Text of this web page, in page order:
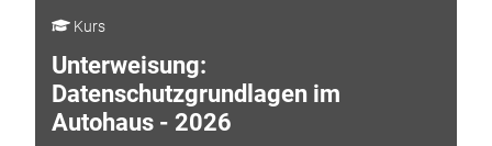
Kurs
Unterweisung:
Datenschutzgrundlagen im
Autohaus - 2026